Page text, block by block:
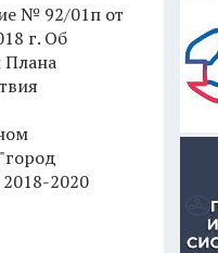
№ 92/01п от
г. Об
Плана
2020